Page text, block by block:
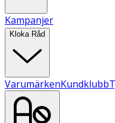
Kampanjer
Kloka Råd
VarumärkenKundklubb